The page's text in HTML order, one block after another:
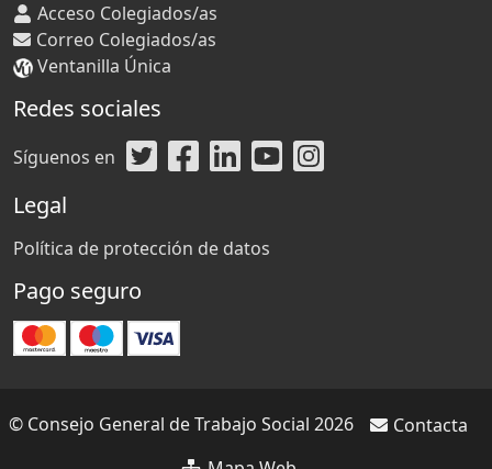
Acceso Colegiados/as
Correo Colegiados/as
Ventanilla Única
Redes sociales
Síguenos en
Legal
Política de protección de datos
Pago seguro
© Consejo General de Trabajo Social 2026
Contacta